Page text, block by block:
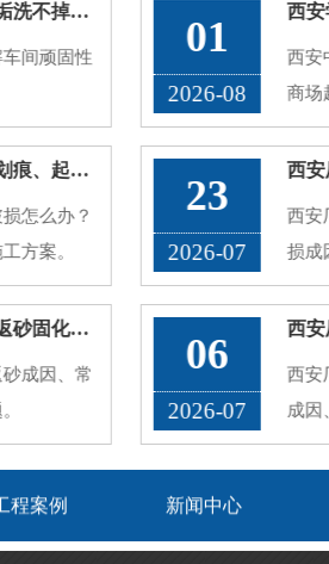
西安厂房地面油污渗色翻新，车间环氧地面黑印油垢洗不掉处理方案
间顽固性
01
2026-08
西安
商场
的公
久了
西安地下车库地坪破损翻新，停车场环氧地面车轮划痕、起灰病害处理方案
怎么办？
方案。
23
2026-07
西安
损成
问题
西安厂房地坪起砂起灰处理方法，新老混凝土地面返砂固化方案
成因、常
06
2026-07
西
西安
成因
程案例 新闻中心